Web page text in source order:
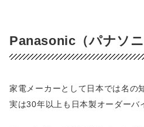
Panasonic（パナソニ
家電メーカーとして日本では名の
実は30年以上も日本製オーダーバ